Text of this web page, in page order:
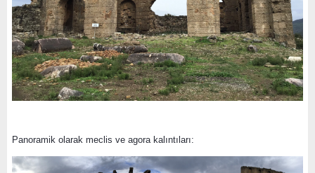
Panoramik olarak meclis ve agora kalıntıları: